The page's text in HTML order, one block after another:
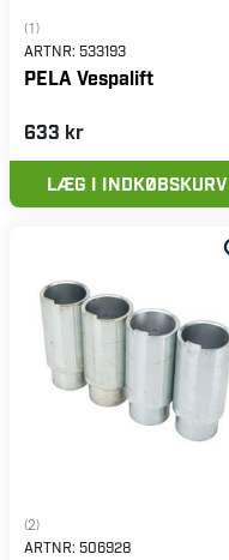
(1)
ARTNR: 533193
PELA Vespalift
633 kr
LÆG I INDKØBSKURV
(2)
ARTNR: 506928